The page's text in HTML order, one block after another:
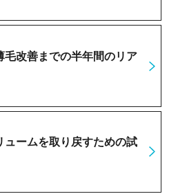
毛改善までの半年間のリア
ュームを取り戻すための試